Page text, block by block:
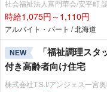
社会福祉法人富門華会/安平町
時給1,075円～1,110円
アルバイト・パート / 北海道
NEW
「福祉調理ス
付き高齢者向け住宅
株式会社T.S.I/アンジェス一宮